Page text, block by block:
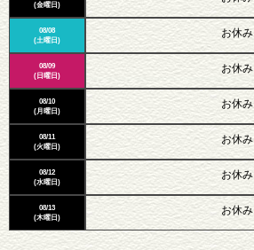
(金曜日)
08/08
(土曜日)
08/09
(日曜日)
08/10
(月曜日)
08/11
(火曜日)
08/12
(水曜日)
08/13
(木曜日)
お休み
お休み
お休み
お休み
お休み
お休み